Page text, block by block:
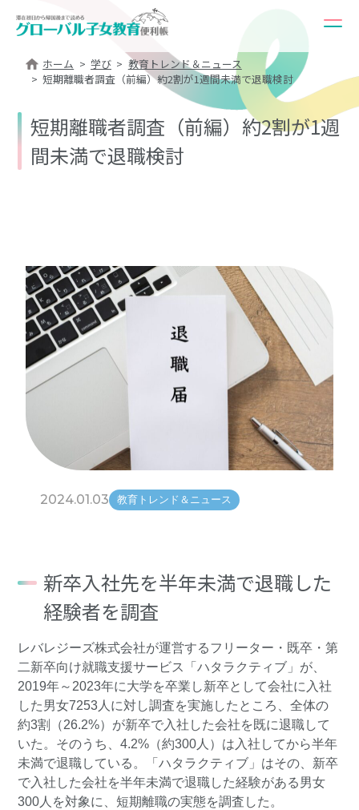
ホーム 学び
教育トレンド＆ニュース
短期離職者調査（前編）約2割が1週間未満で退職検討
短期離職者調査（前編）約2割が1週
間未満で退職検討
2024.01.03 教育トレンド＆ニュース
新卒入社先を半年未満で退職した
経験者を調査
レバレジーズ株式会社が運営するフリーター・既卒・第
二新卒向け就職支援サービス
「ハタラクティブ」 が、
2019年～2023年に大学を卒業し新卒として会社に入社
した男女7253人に対し調査を実施したところ、全体の
約3割（26.2%）が新卒で入社した会社を既に退職して
いた。そのうち、4.2%（約300人）は入社してから半年
未満で退職している。「ハタラクティブ」はその、新卒
で入社した会社を半年未満で退職した経験がある男女
300人を対象に、短期離職の実態を調査した。